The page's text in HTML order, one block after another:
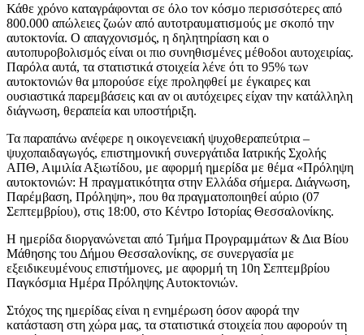
Κάθε χρόνο καταγράφονται σε όλο τον κόσμο περισσότερες από
800.000 απώλειες ζωών από αυτοτραυματισμούς με σκοπό την
αυτοκτονία. Ο απαγχονισμός, η δηλητηρίαση και ο
αυτοπυροβολισμός είναι οι πιο συνηθισμένες μέθοδοι αυτοχειρίας.
Παρόλα αυτά, τα στατιστικά στοιχεία λένε ότι το 95% των
αυτοκτονιών θα μπορούσε είχε προληφθεί με έγκαιρες και
ουσιαστικά παρεμβάσεις και αν οι αυτόχειρες είχαν την κατάλληλη
διάγνωση, θεραπεία και υποστήριξη.
Τα παραπάνω ανέφερε η οικογενειακή ψυχοθεραπεύτρια –
ψυχοπαιδαγωγός, επιστημονική συνεργάτιδα Ιατρικής Σχολής
ΑΠΘ, Αιμιλία Αξιωτίδου, με αφορμή ημερίδα με θέμα «Πρόληψη
αυτοκτονιών: Η πραγματικότητα στην Ελλάδα σήμερα. Διάγνωση,
Παρέμβαση, Πρόληψη», που θα πραγματοποιηθεί αύριο (07
Σεπτεμβρίου), στις 18:00, στο Κέντρο Ιστορίας Θεσσαλονίκης.
Η ημερίδα διοργανώνεται από Τμήμα Προγραμμάτων & Δια Βίου
Μάθησης του Δήμου Θεσσαλονίκης, σε συνεργασία με
εξειδικευμένους επιστήμονες, με αφορμή τη 10η Σεπτεμβρίου
Παγκόσμια Ημέρα Πρόληψης Αυτοκτονιών.
Στόχος της ημερίδας είναι η ενημέρωση όσον αφορά την
κατάσταση στη χώρα μας, τα στατιστικά στοιχεία που αφορούν τη